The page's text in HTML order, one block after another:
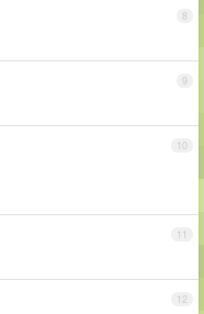
8
9
10
11
12